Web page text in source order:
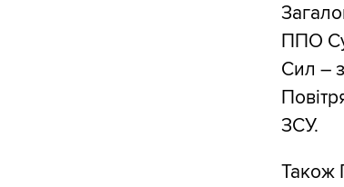
ППО
Сил –
ЗСУ.
Також